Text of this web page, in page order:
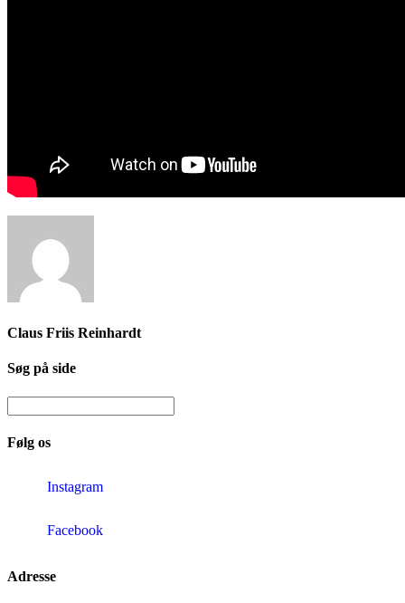
Claus Friis Reinhardt
Søg på side
Følg os
Instagram
Facebook
Adresse